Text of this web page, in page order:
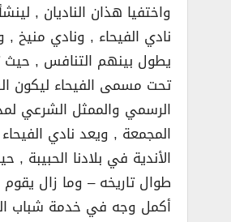
واختفيا هذان الناديان ,
نادي الفيحاء , ونادي منيخ ,
يطول بينهم التنافس ,
تحت مسمى الفيحاء ليكون
الرسمي والممثل الشرعي
المجمعة , ويعد نادي
الأندية في بلادنا الحبيبة ,
طوال تاريخه – وما زال
أكمل وجه في خدمة شباب